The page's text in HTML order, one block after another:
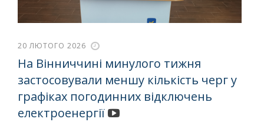
20 ЛЮТОГО 2026
На Вінниччині минулого тижня
застосовували меншу кількість черг у
графіках погодинних відключень
електроенергії